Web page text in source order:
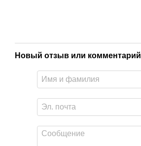
Новый отзыв или комментарий